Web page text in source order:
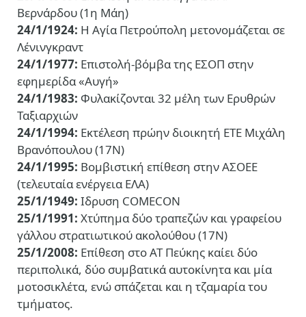
Βερνάρδου (1η Μάη)
24/1/1924: Η Αγία Πετρούπολη μετονομάζεται σε
Λένινγκραντ
24/1/1977: Επιστολή-βόμβα της ΕΣΟΠ στην
εφημερίδα «Αυγή»
24/1/1983: Φυλακίζονται 32 μέλη των Ερυθρών
Ταξιαρχιών
24/1/1994: Εκτέλεση πρώην διοικητή ΕΤΕ Μιχάλη
Βρανόπουλου (17Ν)
24/1/1995: Βομβιστική επίθεση στην ΑΣΟΕΕ
(τελευταία ενέργεια ΕΛΑ)
25/1/1949: Ιδρυση COMECON
25/1/1991: Χτύπημα δύο τραπεζών και γραφείου
γάλλου στρατιωτικού ακολούθου (17Ν)
25/1/2008: Επίθεση στο ΑΤ Πεύκης καίει δύο
περιπολικά, δύο συμβατικά αυτοκίνητα και μία
μοτοσικλέτα, ενώ σπάζεται και η τζαμαρία του
τμήματος.